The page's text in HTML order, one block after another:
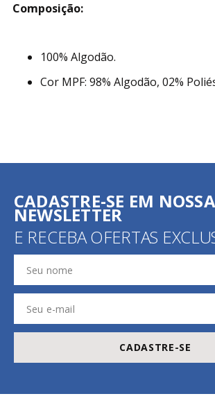
Composição:
100% Algodão.
Cor MPF: 98% Algodão, 02%
CADASTRE-SE EM NOSSA
NEWSLETTER
E RECEBA OFERTAS
CADASTRE-SE